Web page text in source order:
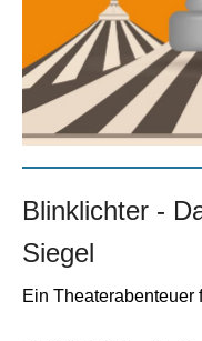
Blinklichter -
Siegel
Ein Theaterabenteuer